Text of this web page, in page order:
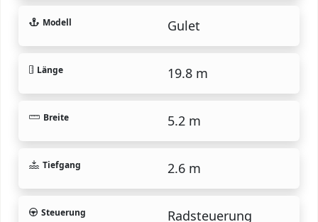
Modell Gulet
Länge 19.8 m
Breite 5.2 m
Tiefgang 2.6 m
Steuerung Radsteuerung